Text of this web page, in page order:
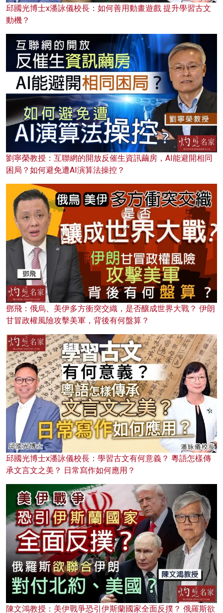
邱國光博士x潘詠儀校長：如何善用動畫遊戲 提升學習古文
動機？
劉寧榮教授：互聯網的開放反催生資訊繭房，AI能避開相同
困局？如何避免遭AI演算法操控？
鄧飛：俄烏、美伊多方衝突交織，是否釀成世界大戰？ 伊朗
甘冒政權風險攻擊美軍，背後有何盤算？
邱國光博士x潘詠儀校長：學習古文有何意義？ 粵語怎樣傳
承文言文之美？ 日常寫作如何應用？
陳文鴻教授：美伊戰爭恐引伊斯蘭國家全面反撲？ 俄羅斯欲